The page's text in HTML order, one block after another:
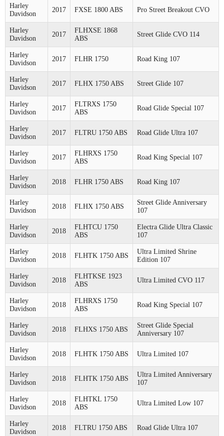
Harley
Davidson
2017 FXSE 1800 ABS Pro Street Breakout CVO
Harley
Davidson
2017
FLHXSE 1868
ABS
Street Glide CVO 114
Harley
Davidson
2017 FLHR 1750 Road King 107
Harley
Davidson
2017 FLHX 1750 ABS Street Glide 107
Harley
Davidson
2017
FLTRXS 1750
ABS
Road Glide Special 107
Harley
Davidson
2017 FLTRU 1750 ABS Road Glide Ultra 107
Harley
Davidson
2017
FLHRXS 1750
ABS
Road King Special 107
Harley
Davidson
2018 FLHR 1750 ABS Road King 107
Harley
Davidson
2018 FLHX 1750 ABS
Street Glide Anniversary
107
Harley
Davidson
2018
FLHTCU 1750
ABS
Electra Glide Ultra Classic
107
Harley
Davidson
2018 FLHTK 1750 ABS
Ultra Limited Shrine
Edition 107
Harley
Davidson
2018
FLHTKSE 1923
ABS
Ultra Limited CVO 117
Harley
Davidson
2018
FLHRXS 1750
ABS
Road King Special 107
Harley
Davidson
2018 FLHXS 1750 ABS
Street Glide Special
Anniversary 107
Harley
Davidson
2018 FLHTK 1750 ABS Ultra Limited 107
Harley
Davidson
2018 FLHTK 1750 ABS
Ultra Limited Anniversary
107
Harley
Davidson
2018
FLHTKL 1750
ABS
Ultra Limited Low 107
Harley
Davidson
2018 FLTRU 1750 ABS Road Glide Ultra 107